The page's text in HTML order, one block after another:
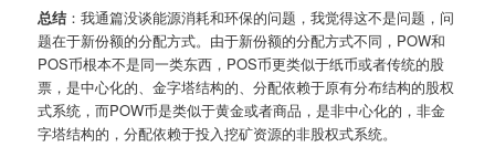
总结 ：我通篇没谈能源消耗和环保的问题，我觉得这不是问题，问
题在于新份额的分配方式。由于新份额的分配方式不同，POW和
POS币根本不是同一类东西，POS币更类似于纸币或者传统的股
票，是中心化的、金字塔结构的、分配依赖于原有分布结构的股权
式系统，而POW币是类似于黄金或者商品，是非中心化的，非金
字塔结构的，分配依赖于投入挖矿资源的非股权式系统。